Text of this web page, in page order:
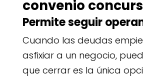
convenio
Permite seguir
Cuando las deudas
asfixiar a un negocio,
que cerrar es la única